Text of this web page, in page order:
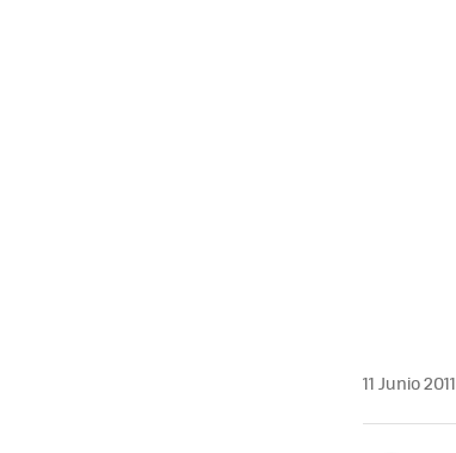
11 Junio 2011